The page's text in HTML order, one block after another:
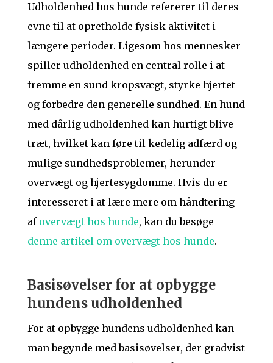
Udholdenhed hos hunde refererer til deres
evne til at opretholde fysisk aktivitet i
længere perioder. Ligesom hos mennesker
spiller udholdenhed en central rolle i at
fremme en sund kropsvægt, styrke hjertet
og forbedre den generelle sundhed. En hund
med dårlig udholdenhed kan hurtigt blive
træt, hvilket kan føre til kedelig adfærd og
mulige sundhedsproblemer, herunder
overvægt og hjertesygdomme. Hvis du er
interesseret i at lære mere om håndtering
af overvægt hos hunde, kan du besøge
denne artikel om overvægt hos hunde.
Basisøvelser for at opbygge
hundens udholdenhed
For at opbygge hundens udholdenhed kan
man begynde med basisøvelser, der gradvist